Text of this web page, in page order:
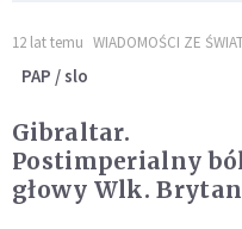
12 lat temu WIADOMOŚCI ZE
PAP / slo
Gibraltar.
Postimperialny
głowy Wlk.